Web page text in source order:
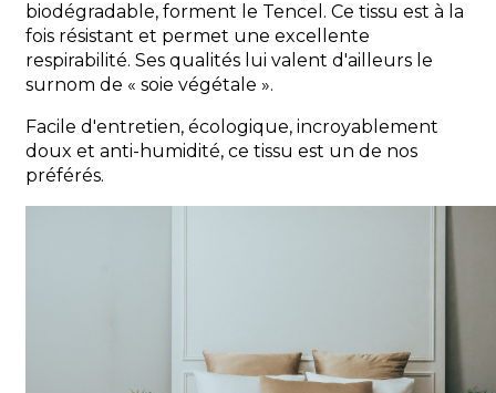
biodégradable, forment le Tencel. Ce tissu est à la
fois résistant et permet une excellente
respirabilité. Ses qualités lui valent d'ailleurs le
surnom de « soie végétale ».
Facile d'entretien, écologique, incroyablement
doux et anti-humidité, ce tissu est un de nos
préférés.